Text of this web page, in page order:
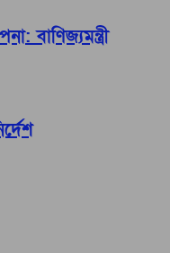
বাণিজ্যমন্ত্রী